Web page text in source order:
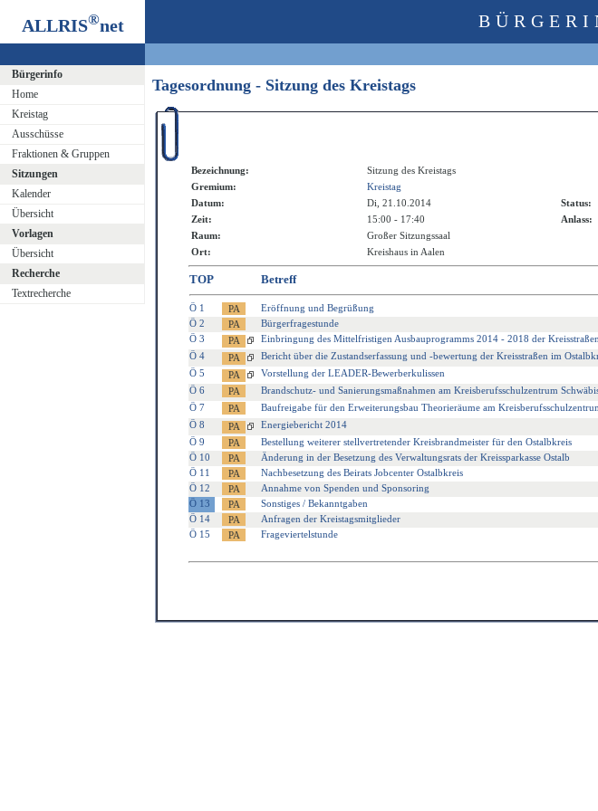
ALLRIS®net
Bürgerinfo
Home
Kreistag
Ausschüsse
Fraktionen & Gruppen
Sitzungen
Kalender
Übersicht
Vorlagen
Übersicht
Recherche
Textrecherche
Tagesordnung - Sitzung des Kreistags
Bezeichnung:
Sitzung des Kreistags
Gremium:
Kreistag
Datum:
Di, 21.10.2014 Status:
Zeit:
15:00 - 17:40 Anlass:
Raum:
Großer Sitzungssaal
Ort:
Kreishaus in Aalen
TOP Betreff
Ö 1
Eröffnung und Begrüßung
Ö 2
Bürgerfragestunde
Ö 3
Einbringung des Mittelfristigen Ausbauprogramms 2014 - 2018 der
Ö 4
Bericht über die Zustandserfassung und -bewertung der Kreisstraßen im
Ö 5
Vorstellung der LEADER-Bewerberkulissen
Ö 6
Brandschutz- und Sanierungsmaßnahmen am Kreisberufsschulzentrum
Ö 7
Baufreigabe für den Erweiterungsbau Theorieräume am
Ö 8
Energiebericht 2014
Ö 9
Bestellung weiterer stellvertretender Kreisbrandmeister für den Ostalbkreis
Ö 10
Änderung in der Besetzung des Verwaltungsrats der Kreissparkasse Ostalb
Ö 11
Nachbesetzung des Beirats Jobcenter Ostalbkreis
Ö 12
Annahme von Spenden und Sponsoring
Ö 13
Sonstiges / Bekanntgaben
Ö 14
Anfragen der Kreistagsmitglieder
Ö 15
Frageviertelstunde